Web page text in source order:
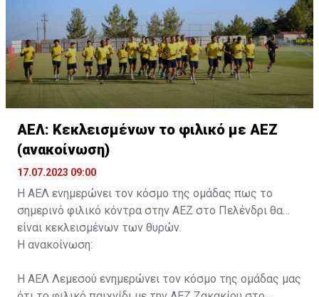
ΑΕΛ: Κεκλεισμένων το φιλικό με ΑΕΖ
(ανακοίνωση)
17.07.2023 09:00
Η ΑΕΛ ενημερώνει τον κόσμο της ομάδας πως το
σημερινό φιλικό κόντρα στην ΑΕΖ στο Πελένδρι θα
είναι κεκλεισμένων των θυρών.
Η ανακοίνωση:
Η ΑΕΛ Λεμεσού ενημερώνει τον κόσμο της ομάδας μας